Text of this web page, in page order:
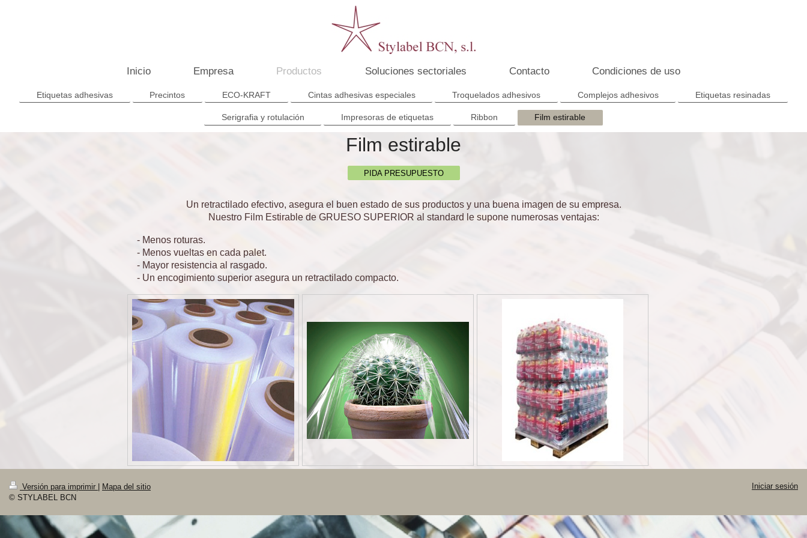
Inicio Empresa Productos Soluciones sectoriales Contacto Condiciones de uso
Etiquetas adhesivas Precintos ECO-KRAFT Cintas adhesivas especiales Troquelados adhesivos Complejos adhesivos Etiquetas resinadas
Serigrafia y rotulación Impresoras de etiquetas Ribbon Film estirable
Film estirable
PIDA PRESUPUESTO
Un retractilado efectivo, asegura el buen estado de sus productos y una buena imagen de su empresa.
Nuestro Film Estirable de GRUESO SUPERIOR al standard le supone numerosas ventajas:
- Menos roturas.
- Menos vueltas en cada palet.
- Mayor resistencia al rasgado.
- Un encogimiento superior asegura un retractilado compacto.
Versión para imprimir
Mapa del sitio
© STYLABEL BCN
Iniciar sesión